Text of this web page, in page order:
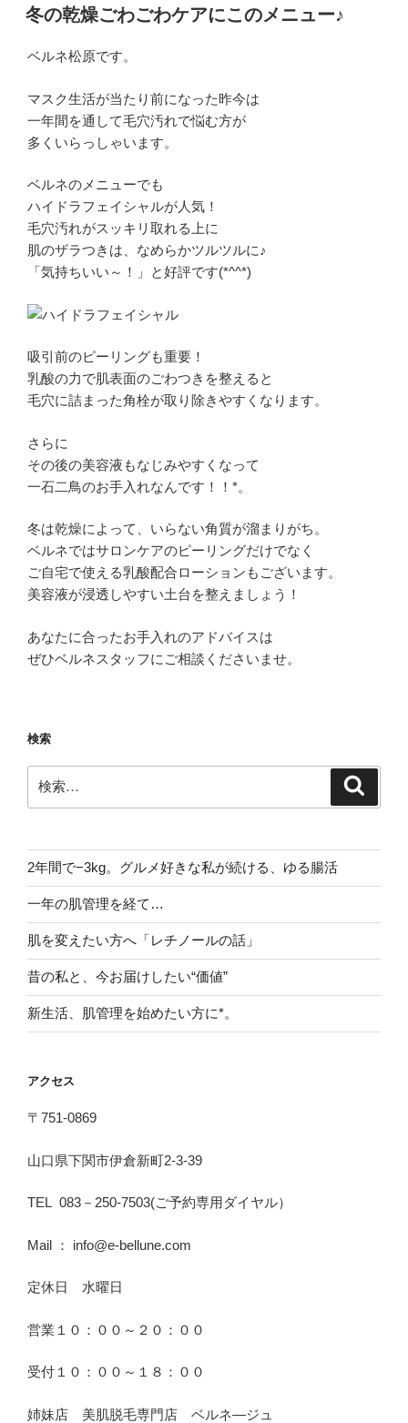
稿
日:
冬の乾燥ごわごわケアにこのメニュー♪
ベルネ松原です。
マスク生活が当たり前になった昨今は
一年間を通して毛穴汚れで悩む方が
多くいらっしゃいます。
ベルネのメニューでも
ハイドラフェイシャルが人気！
毛穴汚れがスッキリ取れる上に
肌のザラつきは、なめらかツルツルに♪
「気持ちいい～！」と好評です(*^^*)
吸引前のピーリングも重要！
乳酸の力で肌表面のごわつきを整えると
毛穴に詰まった角栓が取り除きやすくなります。
さらに
その後の美容液もなじみやすくなって
一石二鳥のお手入れなんです！！*。
冬は乾燥によって、いらない角質が溜まりがち。
ベルネではサロンケアのピーリングだけでなく
ご自宅で使える乳酸配合ローションもございます。
美容液が浸透しやすい土台を整えましょう！
あなたに合ったお手入れのアドバイスは
ぜひベルネスタッフにご相談くださいませ。
検索
索:
2年間で−3kg。グルメ好きな私が続ける、ゆる腸活
一年の肌管理を経て…
肌を変えたい方へ「レチノールの話」
昔の私と、今お届けしたい“価値”
新生活、肌管理を始めたい方に*。
アクセス
〒751-0869
山口県下関市伊倉新町2-3-39
TEL 083－250-7503(ご予約専用ダイヤル）
Mail ： info@e-bellune.com
定休日 水曜日
営業１０：００～２０：００
受付１０：００～１８：００
姉妹店 美肌脱毛専門店 ベルネ―ジュ